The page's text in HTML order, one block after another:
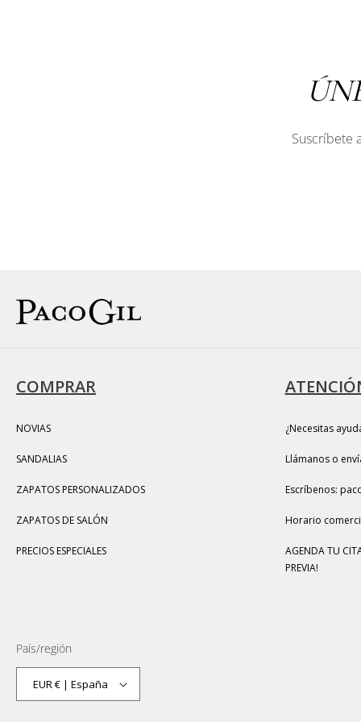
Suscríbete
COMPRAR
NOVIAS
SANDALIAS
ZAPATOS PERSONALIZADOS
ZAPATOS DE SALÓN
PRECIOS ESPECIALES
¿Necesitas
Llámanos o
Escríbenos:
Horario
AGENDA TU
PREVIA!
País/región
EUR € | España